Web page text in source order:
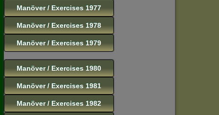
Manöver / Exercises 1977
Manöver / Exercises 1978
Manöver / Exercises 1979
Manöver / Exercises 1980
Manöver / Exercises 1981
Manöver / Exercises 1982